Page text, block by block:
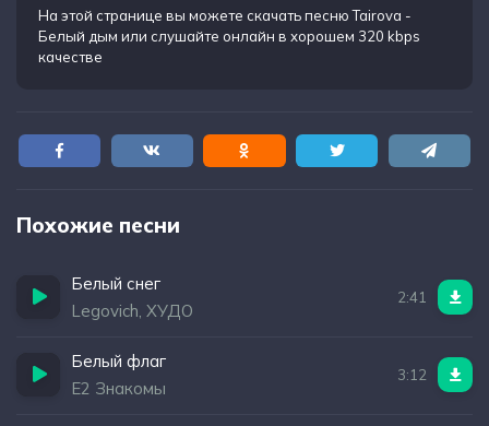
На этой странице вы можете скачать песню Tairova -
Белый дым или слушайте онлайн в хорошем 320 kbps
качестве
Похожие песни
Белый снег
Legovich, ХУДО
2:41
Белый флаг
Е2 Знакомы
3:12